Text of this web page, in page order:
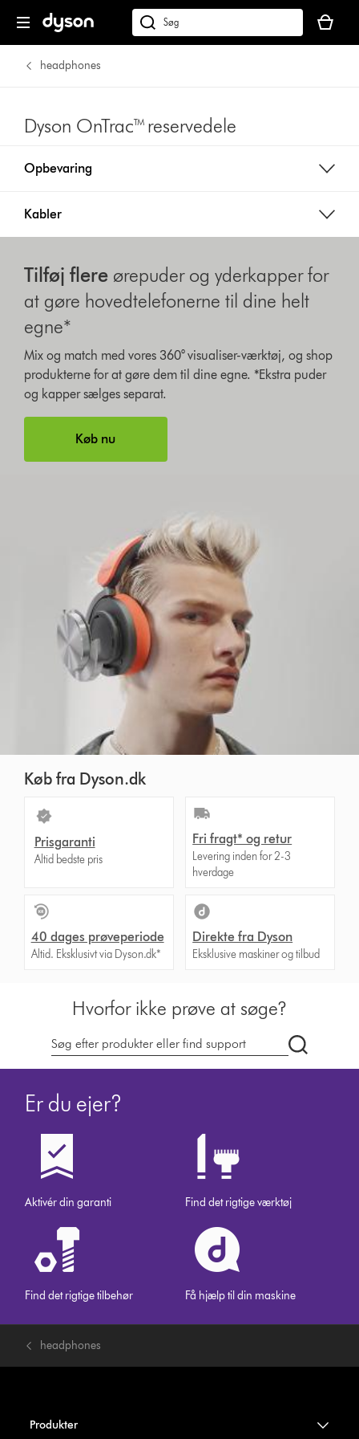
Søg
på
er
tom
headphones
Dyson OnTrac™ reservedele
Opbevaring
Kabler
Tilføj flere ørepuder og yderkapper for
at gøre hovedtelefonerne til dine helt
egne*
Mix og match med vores 360° visualiser-værktøj, og shop
produkterne for at gøre dem til dine egne. *Ekstra puder
og kapper sælges separat.
Køb nu
Køb fra Dyson.dk
Prisgaranti
Altid bedste pris
Fri fragt* og retur
Levering inden for 2-3
hverdage
40 dages prøveperiode
Altid. Eksklusivt via Dyson.dk*
Direkte fra Dyson
Eksklusive maskiner og tilbud
Hvorfor ikke prøve at søge?
Søg
på
Er du ejer?
Aktivér din garanti Find det rigtige værktøj
Find det rigtige tilbehør Få hjælp til din maskine
headphones
Produkter